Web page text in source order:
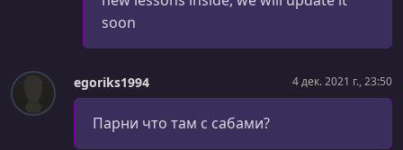
00:05:12
Wrap Up [Day 14]
Module Introduction [Day 15]
УРОК 103.
Project Overview - What we Will Build [Day 15]
soon
egoriks1994 4 дек. 2021 г., 23:50
Парни что там с сабами?